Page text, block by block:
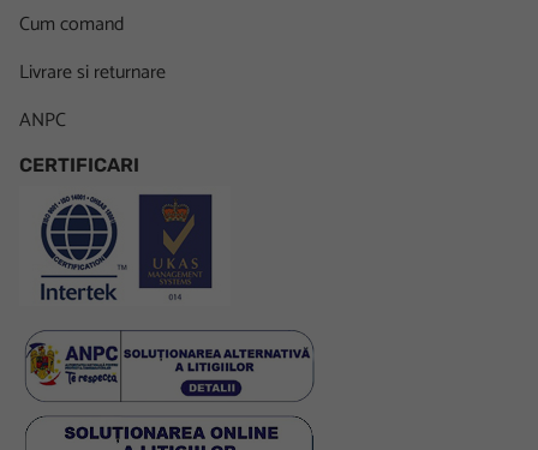
Cum comand
Livrare si returnare
ANPC
CERTIFICARI